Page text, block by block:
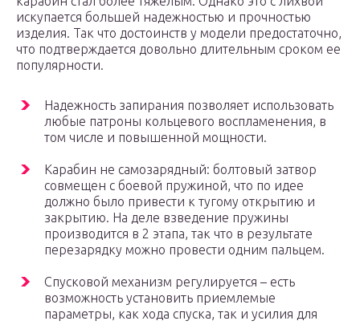
искупается большей надежностью и прочностью
изделия. Так что достоинств у модели предостаточно,
что подтверждается довольно длительным сроком ее
популярности.
Надежность запирания позволяет использовать
любые патроны кольцевого воспламенения, в
том числе и повышенной мощности.
Карабин не самозарядный: болтовый затвор
совмещен с боевой пружиной, что по идее
должно было привести к тугому открытию и
закрытию. На деле взведение пружины
производится в 2 этапа, так что в результате
перезарядку можно провести одним пальцем.
Спусковой механизм регулируется – есть
возможность установить приемлемые
параметры, как хода спуска, так и усилия для